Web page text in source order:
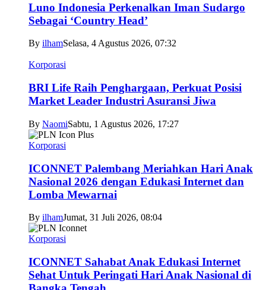
Luno Indonesia Perkenalkan Iman Sudargo
Sebagai ‘Country Head’
By ilhamSelasa, 4 Agustus 2026, 07:32
Korporasi
BRI Life Raih Penghargaan, Perkuat Posisi
Market Leader Industri Asuransi Jiwa
By NaomiSabtu, 1 Agustus 2026, 17:27
Korporasi
ICONNET Palembang Meriahkan Hari Anak
Nasional 2026 dengan Edukasi Internet dan
Lomba Mewarnai
By ilhamJumat, 31 Juli 2026, 08:04
Korporasi
ICONNET Sahabat Anak Edukasi Internet
Sehat Untuk Peringati Hari Anak Nasional di